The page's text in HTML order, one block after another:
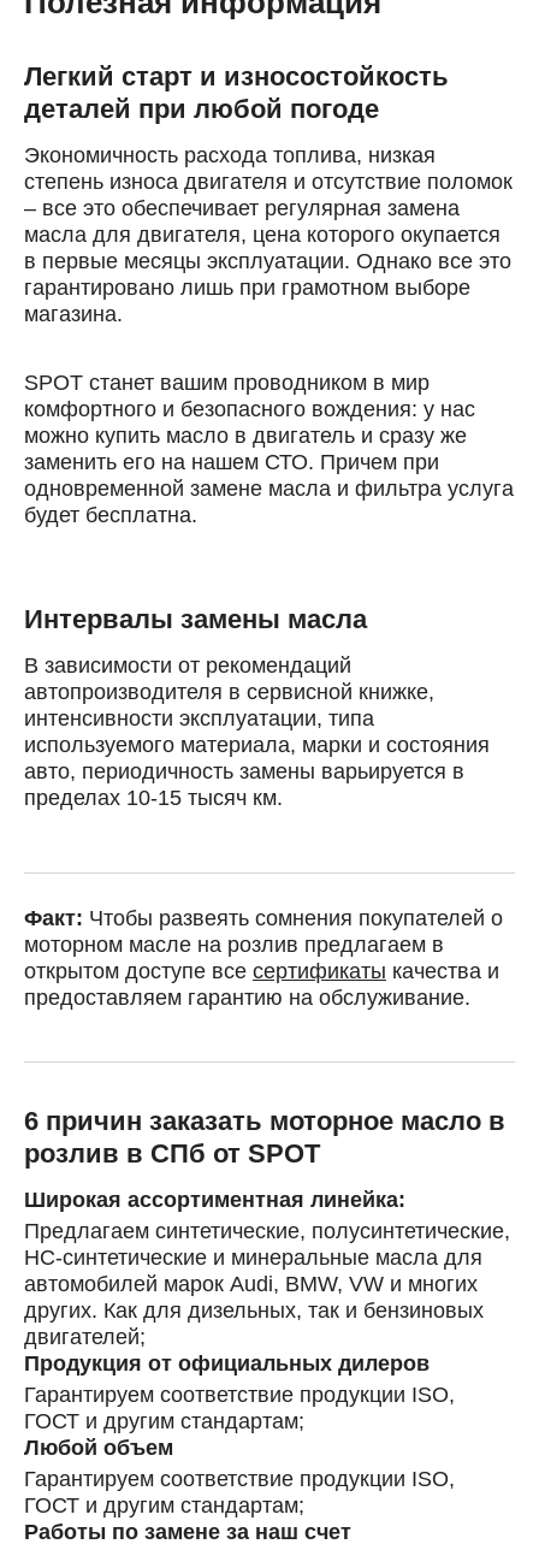
Легкий старт и износостойкость
деталей при любой погоде
Экономичность расхода топлива, низкая
степень износа двигателя и отсутствие поломок
– все это обеспечивает регулярная замена
масла для двигателя, цена которого окупается
в первые месяцы эксплуатации. Однако все это
гарантировано лишь при грамотном выборе
магазина.
SPOT станет вашим проводником в мир
комфортного и безопасного вождения: у нас
можно купить масло в двигатель и сразу же
заменить его на нашем СТО. Причем при
одновременной замене масла и фильтра услуга
будет бесплатна.
Интервалы замены масла
В зависимости от рекомендаций
автопроизводителя в сервисной книжке,
интенсивности эксплуатации, типа
используемого материала, марки и состояния
авто, периодичность замены варьируется в
пределах 10-15 тысяч км.
Факт: Чтобы развеять сомнения покупателей о
моторном масле на розлив предлагаем в
открытом доступе все сертификаты качества и
предоставляем гарантию на обслуживание.
6 причин заказать моторное масло в
розлив в СПб от SPOT
Широкая ассортиментная линейка:
Предлагаем синтетические, полусинтетические,
HC-синтетические и минеральные масла для
автомобилей марок Audi, BMW, VW и многих
других. Как для дизельных, так и бензиновых
двигателей;
Продукция от официальных дилеров
Гарантируем соответствие продукции ISO,
ГОСТ и другим стандартам;
Любой объем
Гарантируем соответствие продукции ISO,
ГОСТ и другим стандартам;
Работы по замене за наш счет
Далее
ОК